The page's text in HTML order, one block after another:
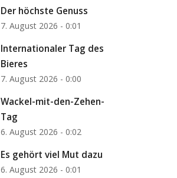
Der höchste Genuss
7. August 2026 - 0:01
Internationaler Tag des
Bieres
7. August 2026 - 0:00
Wackel-mit-den-Zehen-
Tag
6. August 2026 - 0:02
Es gehört viel Mut dazu
6. August 2026 - 0:01